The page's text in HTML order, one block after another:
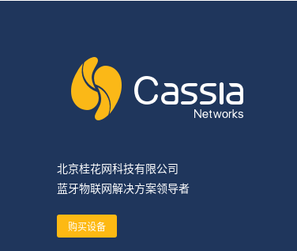
北京桂花网科技有限公司
蓝牙物联网解决方案领导者
购买设备